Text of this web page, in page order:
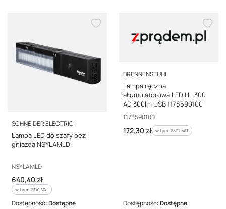
PRODUCENT
SCHNEIDER ELECTRIC
Lampa LED do szafy bez
gniazda NSYLAMLD
Kod producenta
NSYLAMLD
Cena brutto
640,40 zł
w tym %s VAT
w tym 23% VAT
Dostępność:Dostępne
PRODUCENT
BRENNENSTUHL
Lampa ręczna
akumulatorowa LED HL 300
AD 300lm USB 1178590100
Kod producenta
1178590100
Cena brutto
172,30 zł w tym %s VAT
w tym 23% VAT
Dostępność:Dostępne